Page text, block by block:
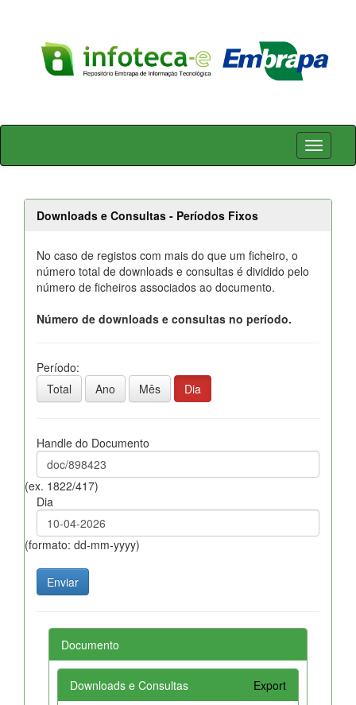
Skip
Downloads e Consultas - Períodos Fixos
No caso de registos com mais do que um ficheiro, o
número total de downloads e consultas é dividido pelo
número de ficheiros associados ao documento.
Número de downloads e consultas no período.
Período:
Total
Ano Mês Dia
Handle do Documento
(ex. 1822/417)
Dia
(formato: dd-mm-yyyy)
Documento
Downloads e Consultas Export